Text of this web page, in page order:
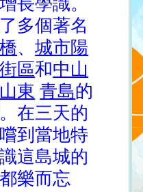
多個著名
、城市陽
區和中山
山東 青島的
在三天的
到當地特
這島城的
樂而忘